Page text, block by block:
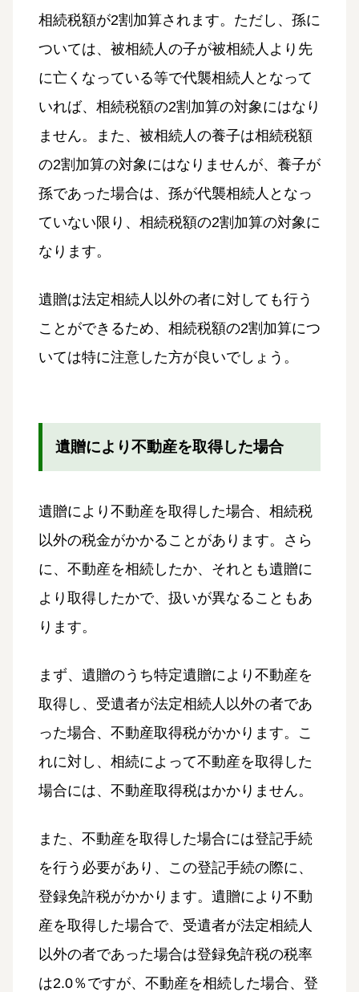
相続税額が2割加算されます。ただし、孫に
ついては、被相続人の子が被相続人より先
に亡くなっている等で代襲相続人となって
いれば、相続税額の2割加算の対象にはなり
ません。また、被相続人の養子は相続税額
の2割加算の対象にはなりませんが、養子が
孫であった場合は、孫が代襲相続人となっ
ていない限り、相続税額の2割加算の対象に
なります。
遺贈は法定相続人以外の者に対しても行う
ことができるため、相続税額の2割加算につ
いては特に注意した方が良いでしょう。
遺贈により不動産を取得した場合
遺贈により不動産を取得した場合、相続税
以外の税金がかかることがあります。さら
に、不動産を相続したか、それとも遺贈に
より取得したかで、扱いが異なることもあ
ります。
まず、遺贈のうち特定遺贈により不動産を
取得し、受遺者が法定相続人以外の者であ
った場合、不動産取得税がかかります。こ
れに対し、相続によって不動産を取得した
場合には、不動産取得税はかかりません。
また、不動産を取得した場合には登記手続
を行う必要があり、この登記手続の際に、
登録免許税がかかります。遺贈により不動
産を取得した場合で、受遺者が法定相続人
以外の者であった場合は登録免許税の税率
は2.0％ですが、不動産を相続した場合、登